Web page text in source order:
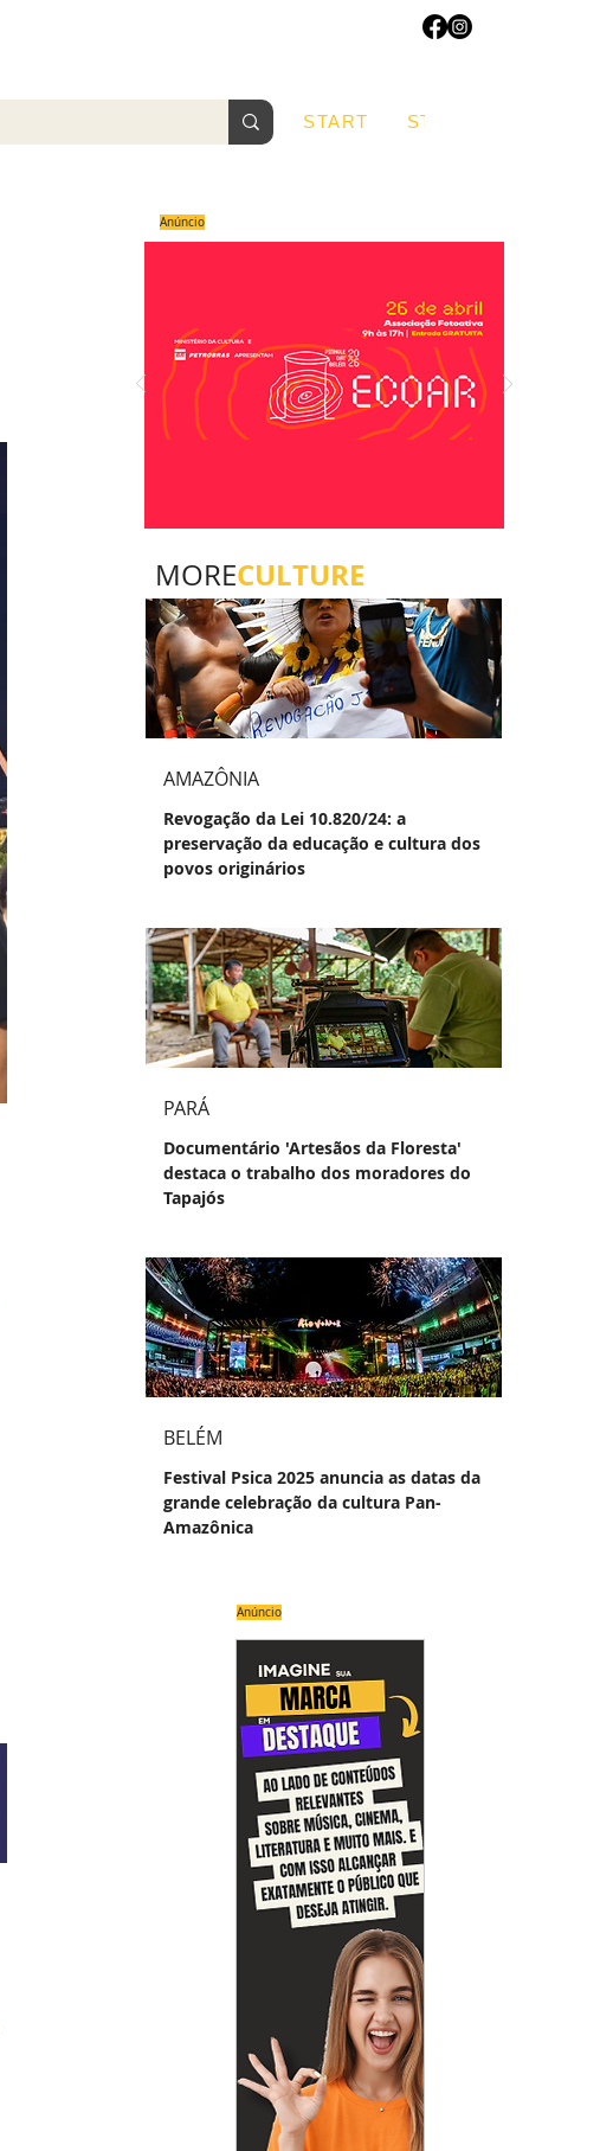
START START
Anúncio
MORECULTURE
AMAZÔNIA
Revogação da Lei 10.820/24: a
preservação da educação e cultura dos
povos originários
PARÁ
Documentário 'Artesãos da Floresta'
destaca o trabalho dos moradores do
Tapajós
BELÉM
Festival Psica 2025 anuncia as datas da
grande celebração da cultura Pan-
Amazônica
Anúncio